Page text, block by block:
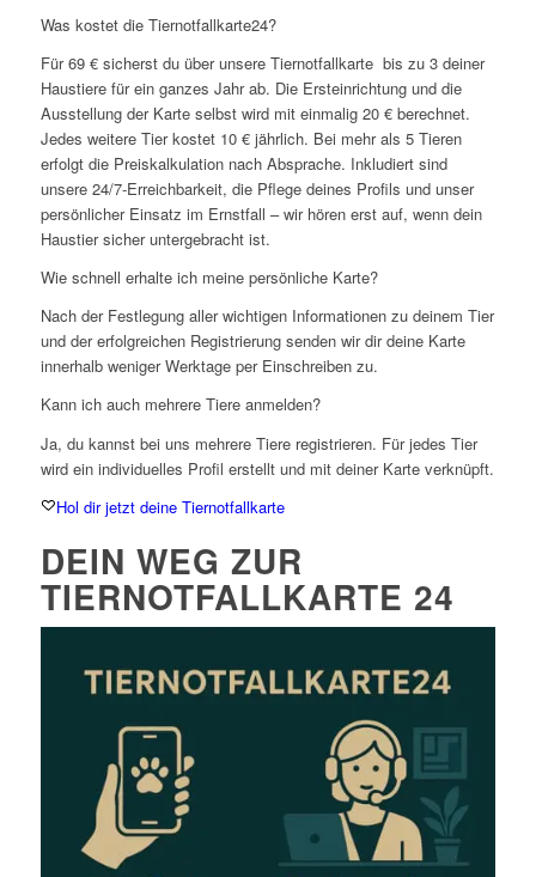
Was kostet die Tiernotfallkarte24?
Für 69 € sicherst du über unsere Tiernotfallkarte bis zu 3 deiner
Haustiere für ein ganzes Jahr ab. Die Ersteinrichtung und die
Ausstellung der Karte selbst wird mit einmalig 20 € berechnet.
Jedes weitere Tier kostet 10 € jährlich. Bei mehr als 5 Tieren
erfolgt die Preiskalkulation nach Absprache. Inkludiert sind
unsere 24/7-Erreichbarkeit, die Pflege deines Profils und unser
persönlicher Einsatz im Ernstfall – wir hören erst auf, wenn dein
Haustier sicher untergebracht ist.
Wie schnell erhalte ich meine persönliche Karte?
Nach der Festlegung aller wichtigen Informationen zu deinem Tier
und der erfolgreichen Registrierung senden wir dir deine Karte
innerhalb weniger Werktage per Einschreiben zu.
Kann ich auch mehrere Tiere anmelden?
Ja, du kannst bei uns mehrere Tiere registrieren. Für jedes Tier
wird ein individuelles Profil erstellt und mit deiner Karte verknüpft.
Hol dir jetzt deine Tiernotfallkarte
DEIN WEG ZUR
TIERNOTFALLKARTE 24